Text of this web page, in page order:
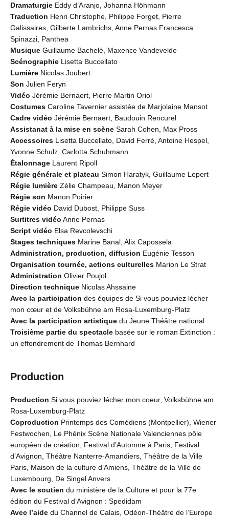
Dramaturgie Eddy d’Aranjo, Johanna Höhmann
Traduction Henri Christophe, Philippe Forget, Pierre
Galissaires, Gilberte Lambrichs, Anne Pernas Francesca
Spinazzi, Panthea
Musique Guillaume Bachelé, Maxence Vandevelde
Scénographie Lisetta Buccellato
Lumière Nicolas Joubert
Son Julien Feryn
Vidéo Jérémie Bernaert, Pierre Martin Oriol
Costumes Caroline Tavernier assistée de Marjolaine Mansot
Cadre vidéo Jérémie Bernaert, Baudouin Rencurel
Assistanat à la mise en scène Sarah Cohen, Max Pross
Accessoires Lisetta Buccellato, David Ferré, Antoine Hespel,
Yvonne Schulz, Carlotta Schuhmann
Étalonnage Laurent Ripoll
Régie générale et plateau Simon Haratyk, Guillaume Lepert
Régie lumière Zélie Champeau, Manon Meyer
Régie son Manon Poirier
Régie vidéo David Dubost, Philippe Suss
Surtitres vidéo Anne Pernas
Script vidéo Elsa Revcolevschi
Stages techniques Marine Banal, Alix Capossela
Administration, production, diffusion Eugénie Tesson
Organisation tournée, actions culturelles Marion Le Strat
Administration Olivier Poujol
Direction technique Nicolas Ahssaine
Avec la participation des équipes de Si vous pouviez lécher
mon cœur et de Volksbühne am Rosa-Luxemburg-Platz
Avec la participation artistique du Jeune Théâtre national
Troisième partie du spectacle basée sur le roman Extinction :
un effondrement de Thomas Bernhard
Production
Production Si vous pouviez lécher mon coeur, Volksbühne am
Rosa-Luxemburg-Platz
Coproduction Printemps des Comédiens (Montpellier), Wiener
Festwochen, Le Phénix Scène Nationale Valenciennes pôle
européen de création, Festival d’Automne à Paris, Festival
d’Avignon, Théâtre Nanterre-Amandiers, Théâtre de la Ville
Paris, Maison de la culture d’Amiens, Théâtre de la Ville de
Luxembourg, De Singel Anvers
Avec le soutien du ministère de la Culture et pour la 77e
édition du Festival d’Avignon : Spedidam
Avec l’aide du Channel de Calais, Odéon-Théâtre de l’Europe